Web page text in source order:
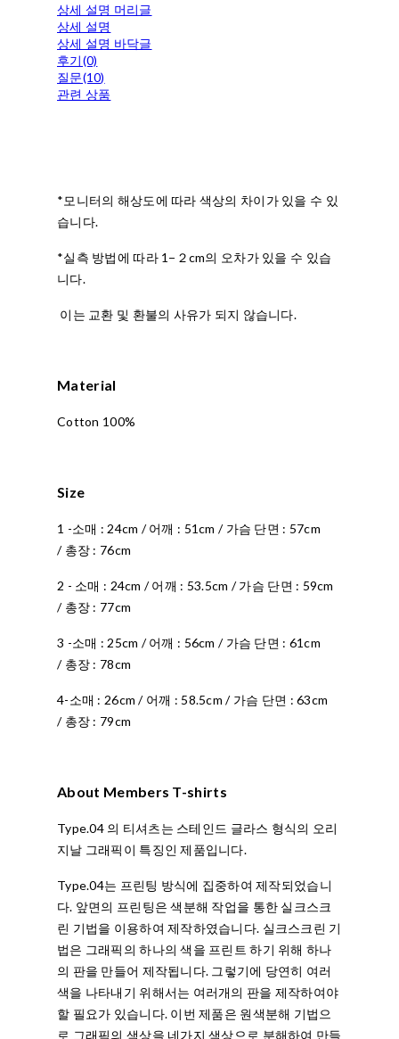
상세 설명 머리글
상세 설명
상세 설명 바닥글
후기(0)
질문(10)
관련 상품
*모니터의 해상도에 따라 색상의 차이가 있을 수 있
습니다.
*실측 방법에 따라 1−２cm의 오차가 있을 수 있습
니다.
이는 교환 및 환불의 사유가 되지 않습니다.
Material
Cotton 100%
Size
1 -소매 : 24cm / 어깨 : 51cm / 가슴 단면 : 57cm
/ 총장 : 76cm
2 - 소매 : 24cm / 어깨 : 53.5cm / 가슴 단면 : 59cm
/ 총장 : 77cm
3 -소매 : 25cm / 어깨 : 56cm / 가슴 단면 : 61cm
/ 총장 : 78cm
4-소매 : 26cm / 어깨 : 58.5cm / 가슴 단면 : 63cm
/ 총장 : 79cm
About Members T-shirts
Type.04 의 티셔츠는 스테인드 글라스 형식의 오리
지날 그래픽이 특징인 제품입니다.
Type.04는 프린팅 방식에 집중하여 제작되었습니
다. 앞면의 프린팅은 색분해 작업을 통한 실크스크
린 기법을 이용하여 제작하였습니다. 실크스크린 기
법은 그래픽의 하나의 색을 프린트 하기 위해 하나
의 판을 만들어 제작됩니다. 그렇기에 당연히 여러
색을 나타내기 위해서는 여러개의 판을 제작하여야
할 필요가 있습니다. 이번 제품은 원색분해 기법으
로 그래픽의 색상을 네가지 색상으로 분해하여 만들